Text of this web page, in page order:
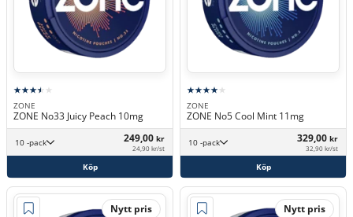
ZONE
ZONE No33 Juicy Peach 10mg
10 -pack 249,00 kr
24,90 kr/st
Köp
ZONE
ZONE No5 Cool Mint 11mg
10 -pack 329,00 kr
32,90 kr/st
Köp
Nytt pris Nytt pris